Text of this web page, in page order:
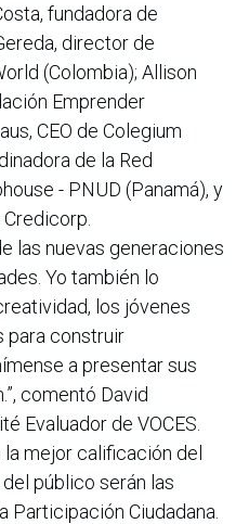
fundadora de
director de
(Colombia); Allison
Emprender
CEO de Colegium
de la Red
- PNUD (Panamá), y
las nuevas generaciones
Yo también lo
los jóvenes
para construir
a presentar sus
comentó David
Evaluador de VOCES.
mejor calificación del
público serán las
Participación Ciudadana.